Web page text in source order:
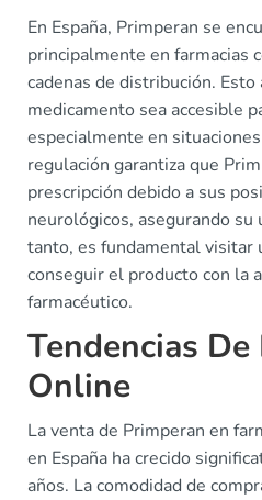
En España, Primperan se
principalmente en farmacias
cadenas de distribución.
medicamento sea accesible
especialmente en
regulación garantiza que
prescripción debido a sus
neurológicos, asegurando
tanto, es fundamental visitar
conseguir el producto con la
farmacéutico.
Tendencias De
Online
La venta de Primperan en
en España ha crecido
años. La comodidad de